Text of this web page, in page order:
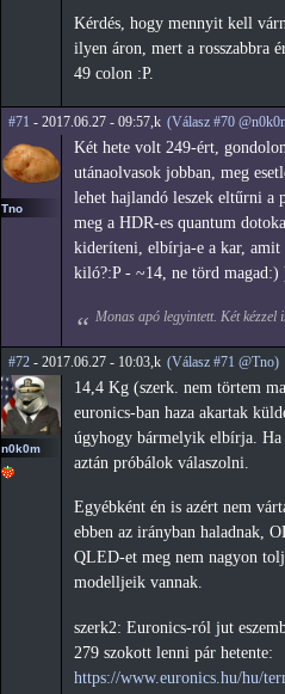
Kérdés, hogy mennyit kell
ilyen áron, mert a rosszabbra
49 colon :P.
#71 - 2017.06.27 - 09:57,k (Válasz #70
Tno
Két hete volt 249-ért,
utánaolvasok jobban, meg
lehet hajlandó leszek eltűrni a
meg a HDR-es quantum
kideríteni, elbírja-e a kar,
kiló?:P - ~14, ne törd magad:)
Monas apó legyintett. Két kézzel
#72 - 2017.06.27 - 10:03,k (Válasz #71 @Tno)
n0k0m
14,4 Kg (szerk. nem törtem
euronics-ban haza akartak
úgyhogy bármelyik elbírja. Ha
aztán próbálok válaszolni.
Egyébként én is azért nem
ebben az irányban haladnak,
QLED-et meg nem nagyon
modelljeik vannak.
szerk2: Euronics-ról jut
279 szokott lenni pár hetente:
https://www.euronics.hu/hu/